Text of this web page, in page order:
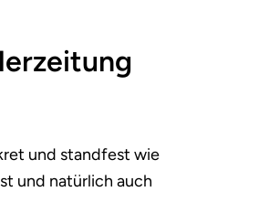
und standfest wie
und natürlich auch